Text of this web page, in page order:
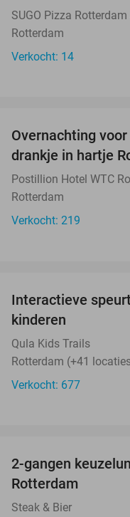
SUGO Pizza
Rotterdam
Verkocht: 14
Overnachting
drankje in hartje
Postillion Hotel WTC
Rotterdam
Verkocht: 219
Interactieve
kinderen
Qula Kids Trails
Rotterdam (+41
Verkocht: 677
2-gangen
Rotterdam
Steak & Bier